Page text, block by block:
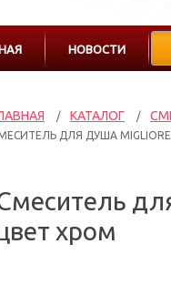
НОВОСТИ
/ КАТАЛОГ /
ДЛЯ ДУША MIGLIORE
хром